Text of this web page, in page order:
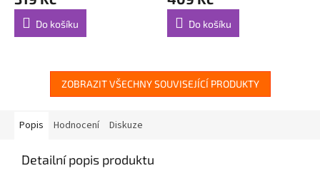
Do košíku Do košíku
ZOBRAZIT VŠECHNY SOUVISEJÍCÍ PRODUKTY
Popis Hodnocení Diskuze
Detailní popis produktu